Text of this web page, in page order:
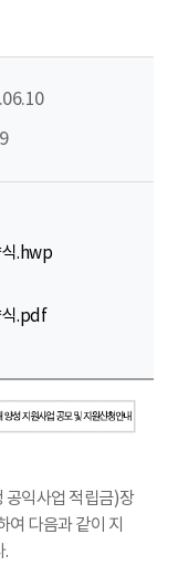
식.hwp
식.pdf
공익사업 적립금)장
여 다음과 같이 지
.